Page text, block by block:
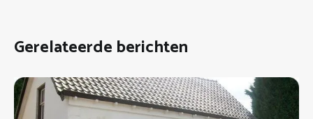
Gerelateerde berichten